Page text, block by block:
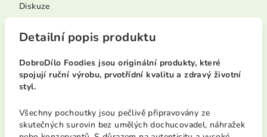
Diskuze
Detailní popis produktu
DobroDílo Foodies jsou originální produkty, které
spojují ruční výrobu, prvotřídní kvalitu a zdravý životní
styl.
Všechny pochoutky jsou pečlivě připravovány ze
skutečných surovin bez umělých dochucovadel, náhražek